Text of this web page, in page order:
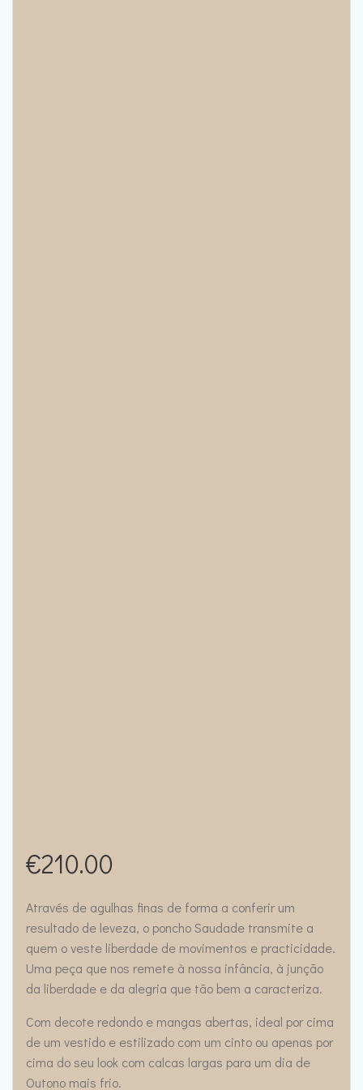
€210.00
Através de agulhas finas de forma a conferir um
resultado de leveza, o poncho Saudade transmite a
quem o veste liberdade de movimentos e practicidade.
Uma peça que nos remete à nossa infância, à junção
da liberdade e da alegria que tão bem a caracteriza.
Com decote redondo e mangas abertas, ideal por cima
de um vestido e estilizado com um cinto ou apenas por
cima do seu look com calcas largas para um dia de
Outono mais frio.